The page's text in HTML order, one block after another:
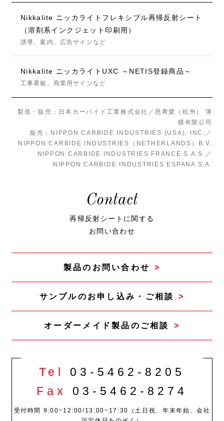
Nikkalite ニッカライトフレキシブル再帰反射シート
（溶剤系インクジェット印刷用）
誘導、案内、広告サインなど
Nikkalite ニッカライトUXC ～NETIS登録商品～
工事看板、商業用サインなど
製造・販売：日本カーバイド工業株式会社／恩希愛（杭州） 薄
膜有限公司
販売：NIPPON CARBIDE INDUSTRIES (USA), INC.／
NIPPON CARBIDE INDUSTRIES（NETHERLANDS）B.V.
NIPPON CARBIDE INDUSTRIES FRANCE S.A.S.／
NIPPON CARBIDE INDUSTRIES ESPANA S.A.
Contact
再帰反射シートに関する
お問い合わせ
製品のお問い合わせ
サンプルのお申し込み・ご相談
オーダーメイド製品の ご相談
Tel
03-5462-8205
Fax
03-5462-8274
受付時間 9:00~12:00/13:00~17:30（土日祝、年末年始、会社